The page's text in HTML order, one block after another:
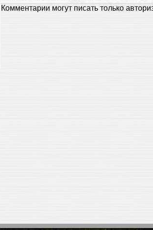
Комментарии могут писать только